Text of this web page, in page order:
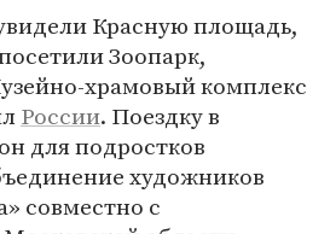
Красную площадь,
Зоопарк,
храмовый комплекс
России. Поездку в
для подростков
художников
совместно с